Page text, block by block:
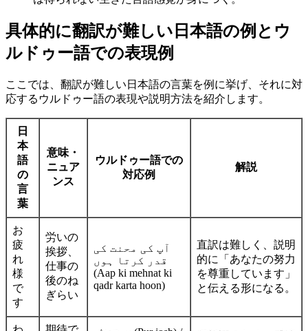
具体的に翻訳が難しい日本語の例とウ
ルドゥー語での表現例
ここでは、翻訳が難しい日本語の言葉を例に挙げ、それに対
応するウルドゥー語の表現や説明方法を紹介します。
日
本
語
の
言
葉
意味・
ニュア
ンス
ウルドゥー語での
対応例
解説
お
疲
れ
様
で
す
労いの
挨拶、
仕事の
後のね
ぎらい
آپ کی محنت کی
قدر کرتا ہوں
(Aap ki mehnat ki
qadr karta hoon)
直訳は難しく、説明
的に「あなたの努力
を尊重しています」
と伝える形になる。